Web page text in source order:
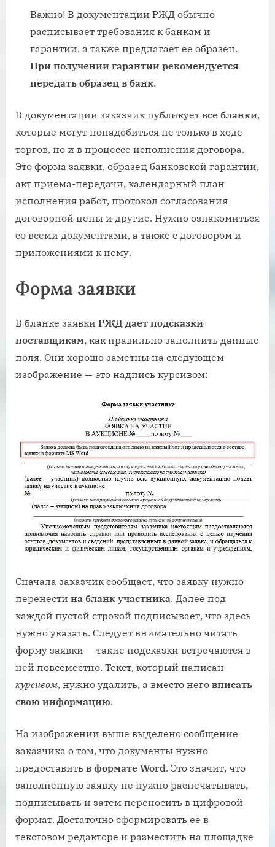
Важно! В документации РЖД обычно
расписывает требования к банкам и
гарантии, а также предлагает ее образец.
При получении гарантии рекомендуется
передать образец в банк.
В документации заказчик публикует все бланки,
которые могут понадобиться не только в ходе
торгов, но и в процессе исполнения договора.
Это форма заявки, образец банковской гарантии,
акт приема-передачи, календарный план
исполнения работ, протокол согласования
договорной цены и другие. Нужно ознакомиться
со всеми документами, а также с договором и
приложениями к нему.
Форма заявки
В бланке заявки РЖД дает подсказки
поставщикам, как правильно заполнить данные
поля. Они хорошо заметны на следующем
изображение — это надпись курсивом:
Сначала заказчик сообщает, что заявку нужно
перенести на бланк участника. Далее под
каждой пустой строкой подписывает, что здесь
нужно указать. Следует внимательно читать
форму заявки — такие подсказки встречаются в
ней повсеместно. Текст, который написан
курсивом, нужно удалить, а вместо него вписать
свою информацию.
На изображении выше выделено сообщение
заказчика о том, что документы нужно
предоставить в формате Word. Это значит, что
заполненную заявку не нужно распечатывать,
подписывать и затем переносить в цифровой
формат. Достаточно сформировать ее в
текстовом редакторе и разместить на площадке